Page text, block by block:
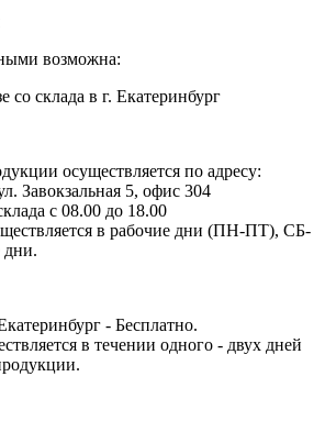
возможна:
со склада в г. Екатеринбург
осуществляется по адресу:
Завокзальная 5, офис 304
с 08.00 до 18.00
в рабочие дни (ПН-ПТ), СБ-
- Бесплатно.
в течении одного - двух дней